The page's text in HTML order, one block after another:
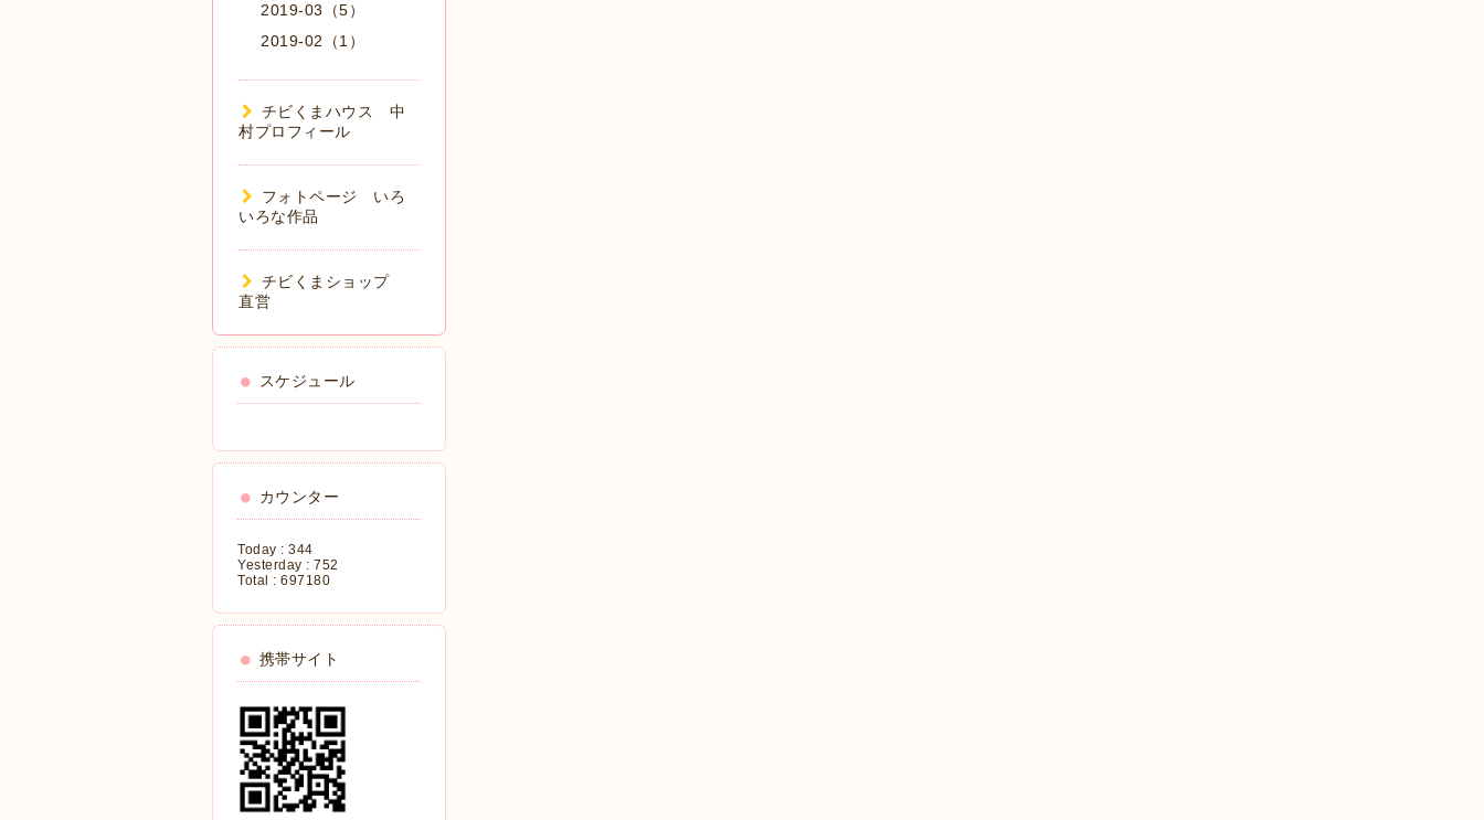
2019-03（5）
2019-02（1）
チビくまハウス 中
村プロフィール
フォトページ いろ
いろな作品
チビくまショップ
直営
スケジュール
カウンター
Today : 344
Yesterday : 752
Total : 697180
携帯サイト